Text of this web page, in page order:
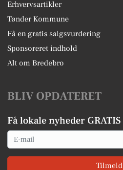
Erhvervsartikler
Tønder Kommune
Få en gratis salgsvurdering
Sponsoreret indhold
Alt om Bredebro
BLIV OPDATERET
Få lokale nyheder GRATIS
Email
Tilmeld